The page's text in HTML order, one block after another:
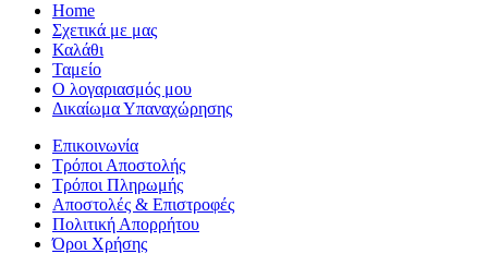
Home
Σχετικά με μας
Καλάθι
Ταμείο
Ο λογαριασμός μου
Δικαίωμα Υπαναχώρησης
Επικοινωνία
Τρόποι Αποστολής
Τρόποι Πληρωμής
Αποστολές & Επιστροφές
Πολιτική Απορρήτου
Όροι Χρήσης